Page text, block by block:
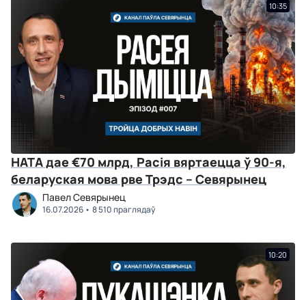
10:35
НАТА дае €70 млрд, Расія вяртаецца ў 90-я,
беларуская мова рве Трэдс – Севярынец
Павел Севярынец
16.07.2026 8 510 праглядаў
10:20